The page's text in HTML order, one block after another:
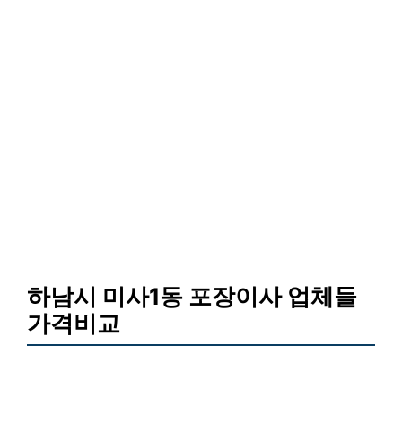
하남시 미사1동 포장이사 업체들
가격비교